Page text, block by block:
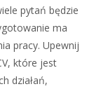
pytań będzie
ma
pracy. Upewnij
które jest
działań,